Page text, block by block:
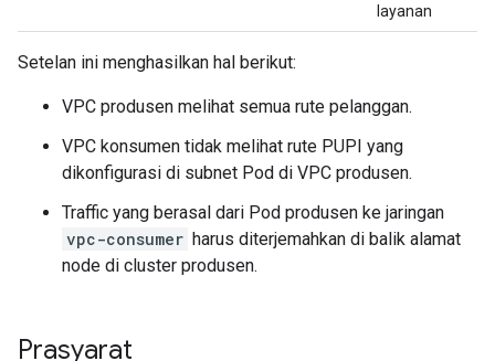
layanan
Setelan ini menghasilkan hal berikut:
VPC produsen melihat semua rute pelanggan.
VPC konsumen tidak melihat rute PUPI yang
dikonfigurasi di subnet Pod di VPC produsen.
Traffic yang berasal dari Pod produsen ke jaringan
vpc-consumer harus diterjemahkan di balik alamat
node di cluster produsen.
Prasyarat